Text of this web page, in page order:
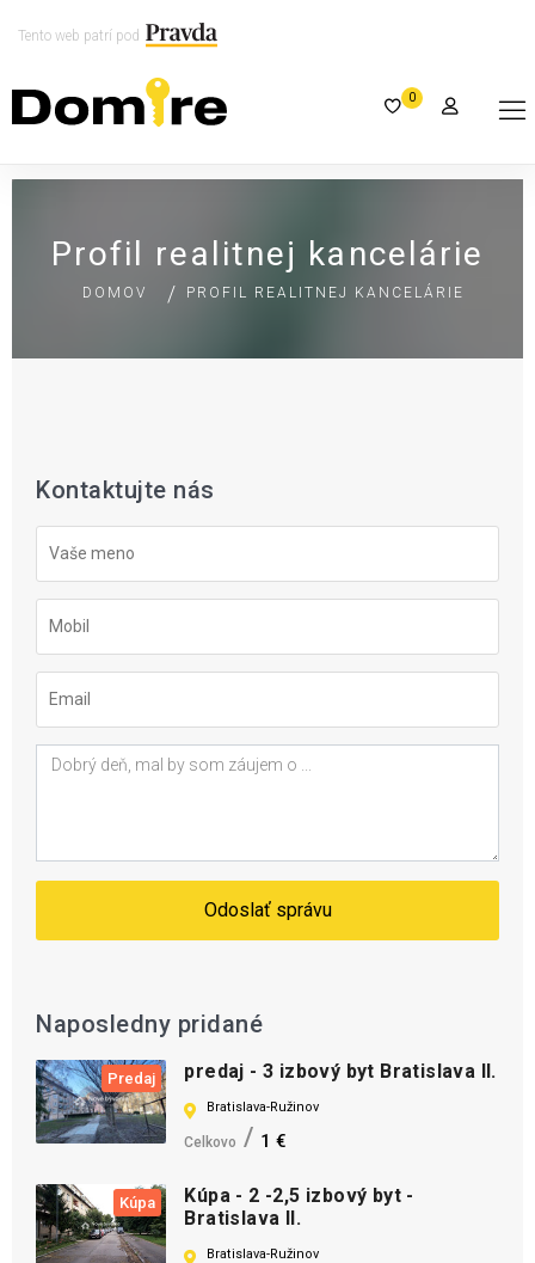
Tento web patrí pod
0
Profil realitnej kancelárie
DOMOV PROFIL REALITNEJ KANCELÁRIE
Kontaktujte nás
Odoslať správu
Naposledny pridané
Predaj predaj - 3 izbový byt Bratislava II.
Bratislava-Ružinov
Celkovo 1 €
Kúpa
Kúpa - 2 -2,5 izbový byt -
Bratislava II.
Bratislava-Ružinov